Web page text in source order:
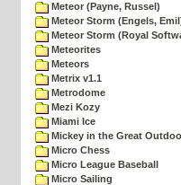
Meteor (Payne, Russel)
Meteor Storm (Engels,
Meteor Storm (Royal
Meteorites
Meteors
Metrix v1.1
Metrodome
Mezi Kozy
Miami Ice
Mickey in the Great
Micro Chess
Micro League Baseball
Micro Sailing